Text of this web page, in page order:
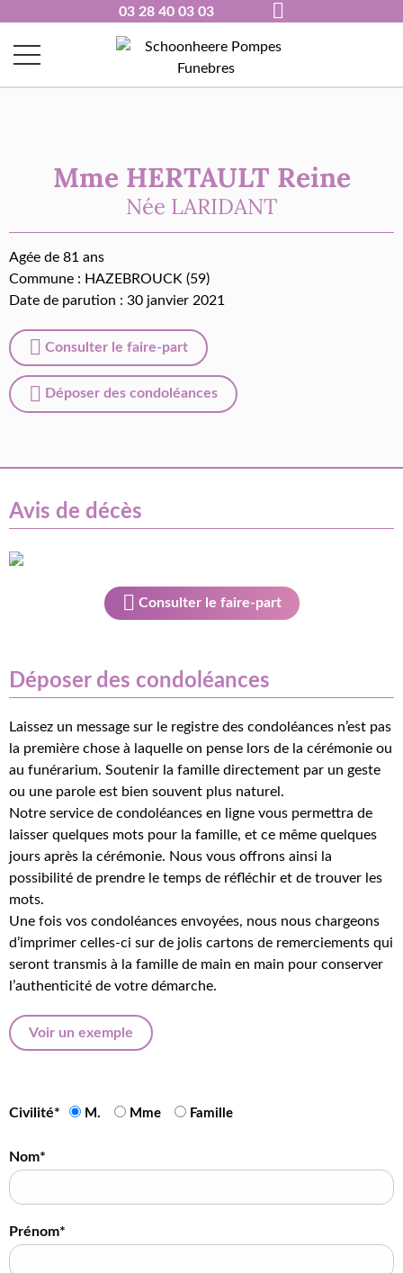
03 28 40 03 03
Mme HERTAULT Reine
Née LARIDANT
Agée de 81 ans
Commune : HAZEBROUCK (59)
Date de parution : 30 janvier 2021
Consulter le faire-part
Déposer des condoléances
Avis de décès
Consulter le faire-part
Déposer des condoléances
Laissez un message sur le registre des condoléances n’est pas
la première chose à laquelle on pense lors de la cérémonie ou
au funérarium. Soutenir la famille directement par un geste
ou une parole est bien souvent plus naturel.
Notre service de condoléances en ligne vous permettra de
laisser quelques mots pour la famille, et ce même quelques
jours après la cérémonie. Nous vous offrons ainsi la
possibilité de prendre le temps de réfléchir et de trouver les
mots.
Une fois vos condoléances envoyées, nous nous chargeons
d’imprimer celles-ci sur de jolis cartons de remerciements qui
seront transmis à la famille de main en main pour conserver
l’authenticité de votre démarche.
Voir un exemple
Civilité* M. Mme Famille
Nom*
Prénom*